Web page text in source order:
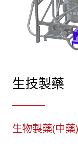
生技製藥
生物製藥(中